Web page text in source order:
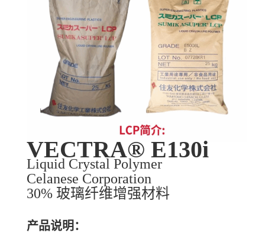
VECTRA® E130i
Liquid Crystal Polymer
Celanese Corporation
30% 玻璃纤维增强材料
产品说明：